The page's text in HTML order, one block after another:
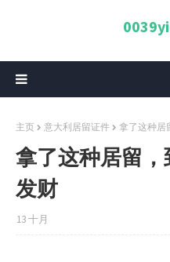
主页 意大利居留证件 拿了这种居
拿了这种居留
发财
13 十月